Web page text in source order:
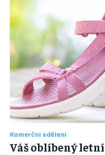
Komerční sdělení
Váš oblíbený